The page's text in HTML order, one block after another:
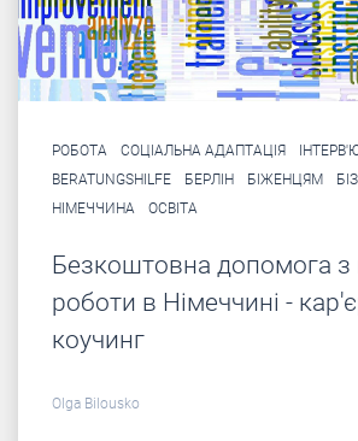
РОБОТА СОЦІАЛЬНА АДАПТАЦІЯ
BERATUNGSHILFE
БЕРЛІН БІЖЕНЦЯМ
НІМЕЧЧИНА
ОСВІТА
Безкоштовна допомога
роботи в Німеччині -
коучинг
Olga Bilousko